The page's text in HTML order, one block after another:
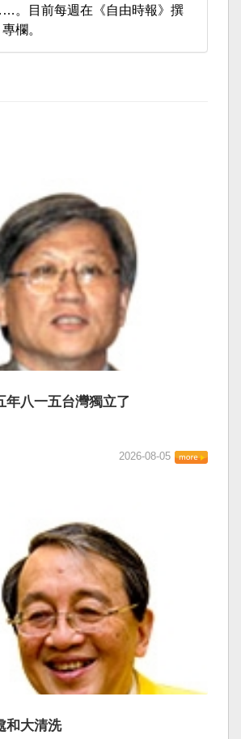
。目前每週在《自由時報》撰
欄。
年八一五台灣獨立了
2026-08-05
和大清洗